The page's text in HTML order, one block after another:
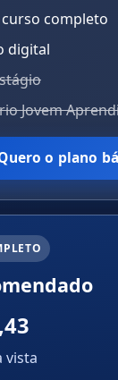
curso completo
digital
Jovem
o plano
vista